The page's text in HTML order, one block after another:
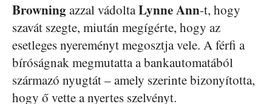
Browningazzal vádoltaLynne Ann-t, hogy
szavát szegte, miután megígérte, hogy az
esetleges nyereményt megosztja vele. A férfi a
bíróságnak megmutatta a bankautomatából
származó nyugtát – amely szerinte bizonyította,
hogy ő vette a nyertes szelvényt.